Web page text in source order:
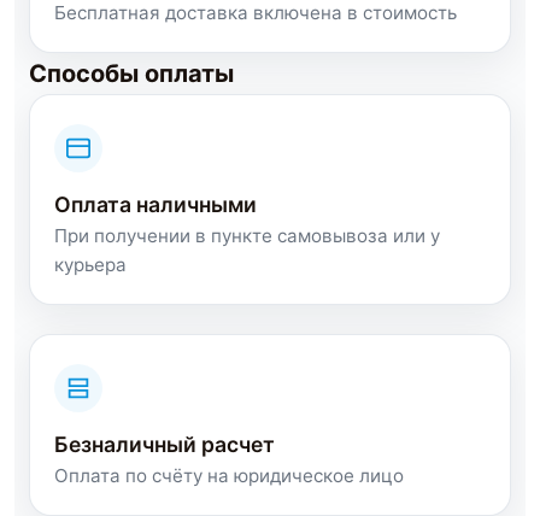
Бесплатная доставка включена в стоимость
Способы оплаты
Оплата наличными
При получении в пункте самовывоза или у
курьера
Безналичный расчет
Оплата по счёту на юридическое лицо